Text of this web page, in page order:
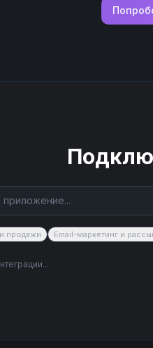
продажи Email-маркетинг и